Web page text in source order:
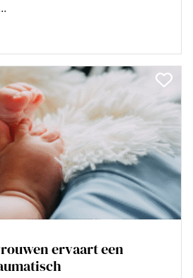
ervaart een